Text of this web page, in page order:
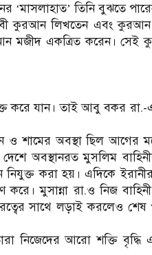
‘মাসলাহাত’ তিনি বুঝতে
কুরআন লিখতেন এবং
মজীদ একত্রিত করেন।
করে যান। তাই আবু বকর রা.-
ও শামের অবস্থা ছিল আগের
অবস্থানরত মুসলিম
করা হয়। এদিকে
মুসান্না রা.ও নিজ
সাথে লড়াই করলেও শেষ
নিজেদের আরো শক্তি